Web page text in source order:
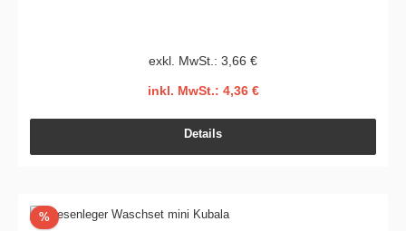
exkl. MwSt.: 3,66 €
inkl. MwSt.: 4,36 €
Details
%Rabatt